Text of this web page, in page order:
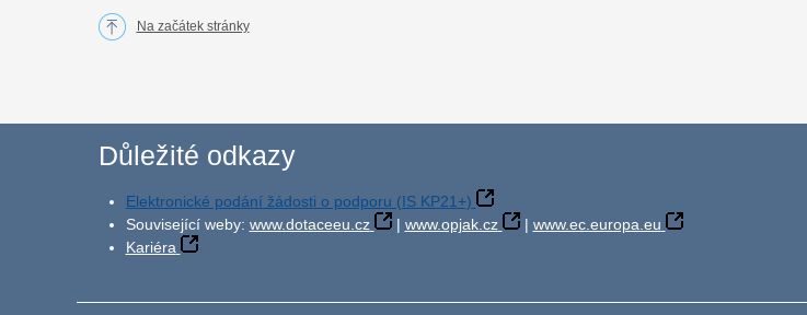
Na začátek stránky
Důležité odkazy
Elektronické podání žádosti o podporu (IS KP21+)
Související weby: www.dotaceeu.cz | www.opjak.cz | www.ec.europa.eu
Kariéra